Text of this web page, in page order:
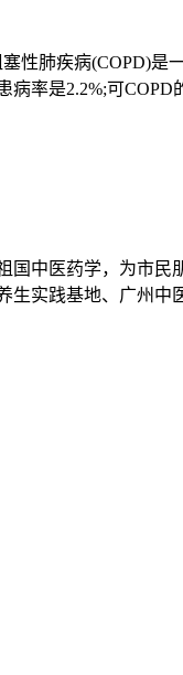
肺疾病(COPD)是
率是2.2%;可
中医药学，为市
实践基地、广州